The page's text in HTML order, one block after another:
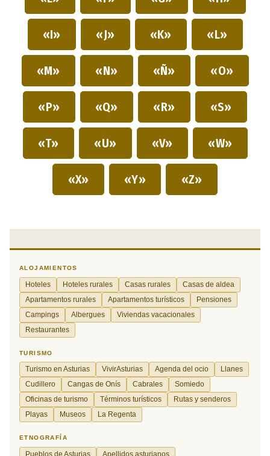
«I» «J» «K» «L»
«M» «N» «Ñ» «O»
«P» «Q» «R» «S»
«T» «U» «V» «W»
«X» «Y» «Z»